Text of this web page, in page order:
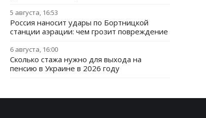
5 августа, 16:53
Россия наносит удары по Бортницкой
станции аэрации: чем грозит повреждение
6 августа, 16:00
Сколько стажа нужно для выхода на
пенсию в Украине в 2026 году